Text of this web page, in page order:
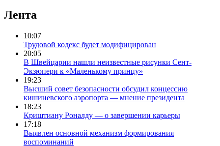
Лента
10:07
Трудовой кодекс будет модифицирован
20:05
В Швейцарии нашли неизвестные рисунки Сент-
Экзюпери к «Маленькому принцу»
19:23
Высший совет безопасности обсудил концессию
кишиневского аэропорта — мнение президента
18:23
Криштиану Роналду — о завершении карьеры
17:18
Выявлен основной механизм формирования
воспоминаний